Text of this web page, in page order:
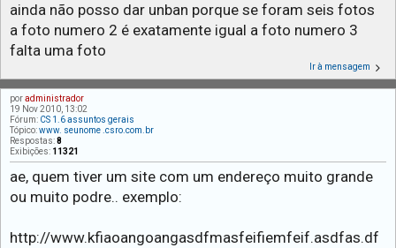
ainda não posso dar unban porque se foram seis fotos
a foto numero 2 é exatamente igual a foto numero 3
falta uma foto
Ir à mensagem
poradministrador
19 Nov 2010, 13:02
Fórum: CS 1.6 assuntos gerais
Tópico:www. seunome .csro.com.br
Respostas:8
Exibições: 11321
ae, quem tiver um site com um endereço muito grande
ou muito podre.. exemplo:
http://www.kfiaoangoangasdfmasfeifiemfeif.asdfas.df